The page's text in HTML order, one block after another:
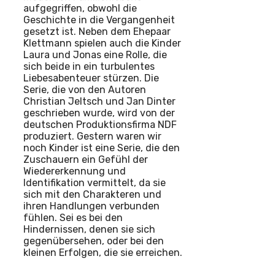
aufgegriffen, obwohl die
Geschichte in die Vergangenheit
gesetzt ist. Neben dem Ehepaar
Klettmann spielen auch die Kinder
Laura und Jonas eine Rolle, die
sich beide in ein turbulentes
Liebesabenteuer stürzen. Die
Serie, die von den Autoren
Christian Jeltsch und Jan Dinter
geschrieben wurde, wird von der
deutschen Produktionsfirma NDF
produziert. Gestern waren wir
noch Kinder ist eine Serie, die den
Zuschauern ein Gefühl der
Wiedererkennung und
Identifikation vermittelt, da sie
sich mit den Charakteren und
ihren Handlungen verbunden
fühlen. Sei es bei den
Hindernissen, denen sie sich
gegenübersehen, oder bei den
kleinen Erfolgen, die sie erreichen.